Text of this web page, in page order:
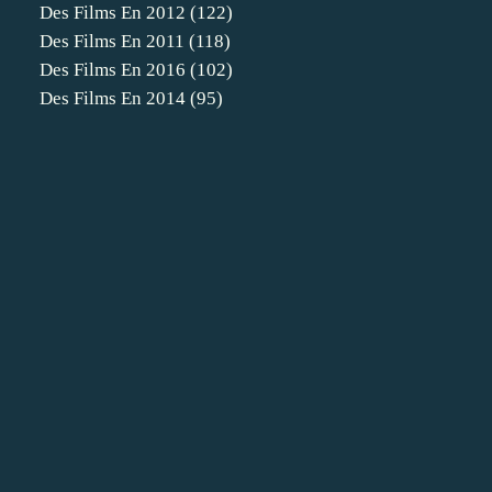
Des Films En 2012 (122)
Des Films En 2011 (118)
Des Films En 2016 (102)
Des Films En 2014 (95)